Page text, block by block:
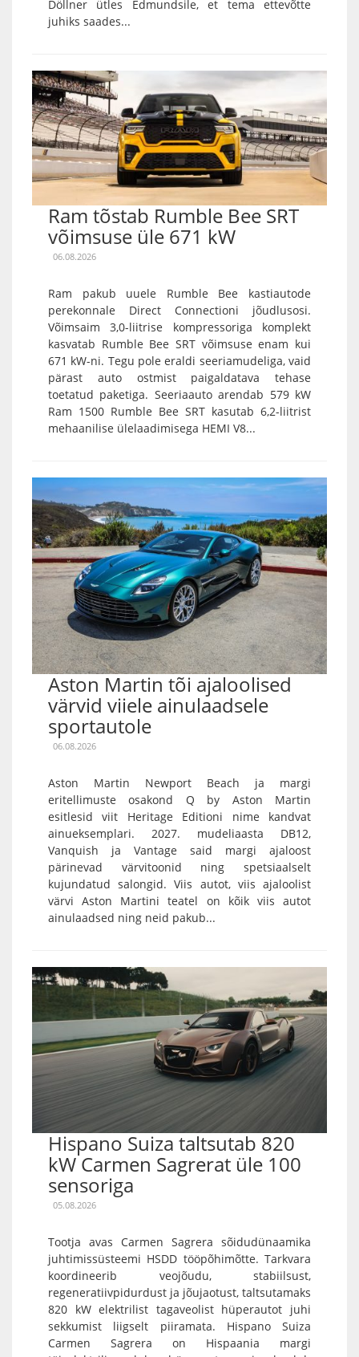
Döllner ütles Edmundsile, et tema ettevõtte
juhiks saades...
Ram tõstab Rumble Bee SRT
võimsuse üle 671 kW
06.08.2026
Ram pakub uuele Rumble Bee kastiautode
perekonnale Direct Connectioni jõudlusosi.
Võimsaim 3,0-liitrise kompressoriga komplekt
kasvatab Rumble Bee SRT võimsuse enam kui
671 kW-ni. Tegu pole eraldi seeriamudeliga, vaid
pärast auto ostmist paigaldatava tehase
toetatud paketiga. Seeriaauto arendab 579 kW
Ram 1500 Rumble Bee SRT kasutab 6,2-liitrist
mehaanilise ülelaadimisega HEMI V8...
Aston Martin tõi ajaloolised
värvid viiele ainulaadsele
sportautole
06.08.2026
Aston Martin Newport Beach ja margi
eritellimuste osakond Q by Aston Martin
esitlesid viit Heritage Editioni nime kandvat
ainueksemplari. 2027. mudeliaasta DB12,
Vanquish ja Vantage said margi ajaloost
pärinevad värvitoonid ning spetsiaalselt
kujundatud salongid. Viis autot, viis ajaloolist
värvi Aston Martini teatel on kõik viis autot
ainulaadsed ning neid pakub...
Hispano Suiza taltsutab 820
kW Carmen Sagrerat üle 100
sensoriga
05.08.2026
Tootja avas Carmen Sagrera sõidudünaamika
juhtimissüsteemi HSDD tööpõhimõtte. Tarkvara
koordineerib veojõudu, stabiilsust,
regeneratiivpidurdust ja jõujaotust, taltsutamaks
820 kW elektrilist tagaveolist hüperautot juhi
sekkumist liigselt piiramata. Hispano Suiza
Carmen Sagrera on Hispaania margi